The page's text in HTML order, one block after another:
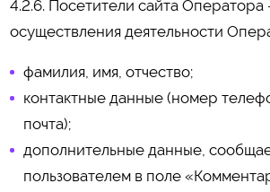
4.2.6. Посетители сайта Оператора
осуществления деятельности
фамилия, имя, отчество;
контактные данные (номер
почта);
дополнительные данные,
пользователем в поле